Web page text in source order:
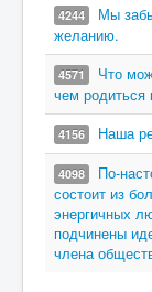
4244
Мы
желанию.
4571
Что
чем родиться
4156 Наша
4098
По-
состоит из
энергичных
подчинены
члена